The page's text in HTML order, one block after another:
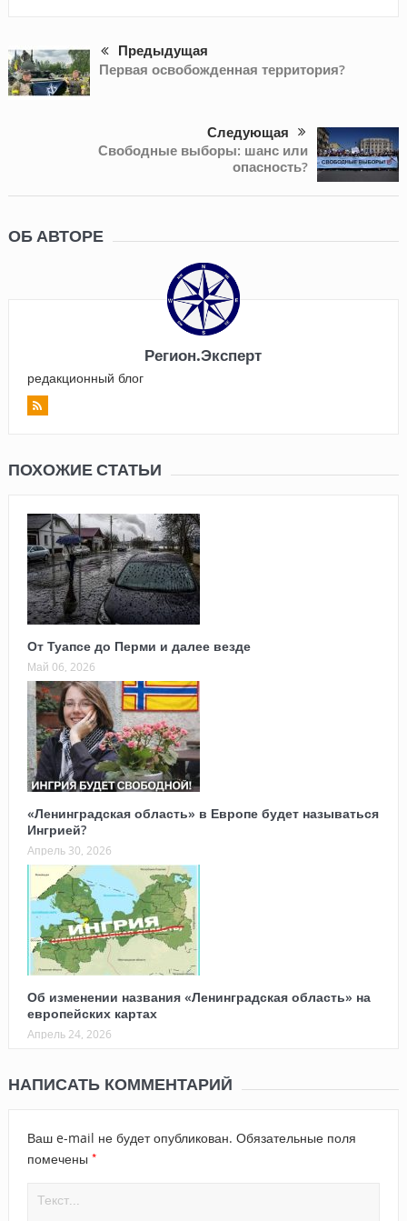
Предыдущая
Первая освобожденная территория?
Следующая
Свободные выборы: шанс или
опасность?
ОБ АВТОРЕ
Регион.Эксперт
редакционный блог
ПОХОЖИЕ СТАТЬИ
От Туапсе до Перми и далее везде
Май 06, 2026
«Ленинградская область» в Европе будет называться
Ингрией?
Апрель 30, 2026
Об изменении названия «Ленинградская область» на
европейских картах
Апрель 24, 2026
НАПИСАТЬ КОММЕНТАРИЙ
Ваш e-mail не будет опубликован. Обязательные поля
помечены *